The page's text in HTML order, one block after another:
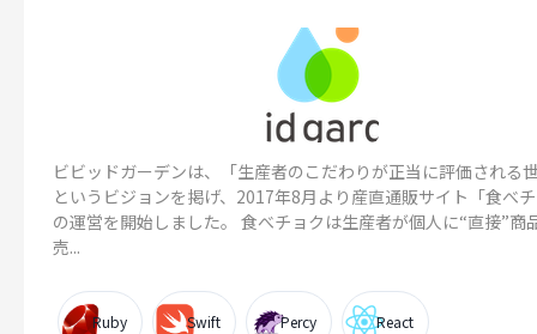
ビビッドガーデンは、「生産者のこだわりが正当に評価される
というビジョンを掲げ、2017年8月より産直通販サイト「食べ
の運営を開始しました。 食べチョクは生産者が個人に“直接”商
売...
Ruby Swift Percy React